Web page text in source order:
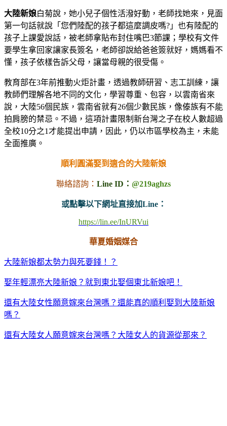
大陸新娘白菊說，她小兒子個性活潑好動，老師找她來，見面
第一句話就說「您們陸配的孩子都這麼調皮嗎?」也有陸配的
孩子上課愛說話，被老師拿貼布封住嘴巴3節課；學校有文件
要學生拿回家讓家長簽名，老師卻說給爸爸簽就好，媽媽看不
懂，孩子依樣告訴父母，讓當母親的很受傷。
教育部在3年前推動火炬計畫，透過教師研習、志工訓練，讓
教師們理解各地不同的文化，學習尊重、包容，以雲南省來
說，大陸56個民族，雲南省就有26個少數民族，像傣族有不能
拍肩膀的禁忌。不過，這項計畫限制新台灣之子在校人數超過
全校10分之1才能提出申請，因此，仍以市區學校為主，未能
全面推廣。
順利圓滿娶到適合的大陸新娘
聯絡諮詢： Line ID： @219aghzs
或點擊以下網址直接加Line：
https://lin.ee/InURVui
華夏婚姻媒合
大陸新娘都太勢力與死要錢！？
娶年輕漂亮大陸新娘？就到東北娶個東北新娘吧！
還有大陸女性願意嫁來台灣嗎？還能真的順利娶到大陸新娘
嗎？
還有大陸女人願意嫁來台灣嗎？大陸女人的貨源從那來？